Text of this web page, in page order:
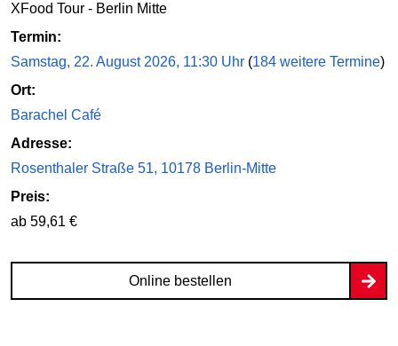
XFood Tour - Berlin Mitte
Termin:
Samstag, 22. August 2026, 11:30 Uhr (184 weitere Termine)
Ort:
Barachel Café
Adresse:
Rosenthaler Straße 51, 10178 Berlin-Mitte
Preis:
ab 59,61 €
Online bestellen